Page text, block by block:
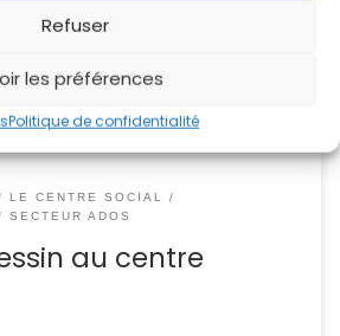
Refuser
les préférences
Politique de confidentialité
pour donner vie à ce projet.Ce
LE CENTRE SOCIAL
SECTEUR ADOS
au centre